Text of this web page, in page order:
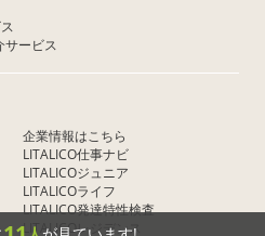
サービス
企業情報はこちら
LITALICO仕事ナビ
LITALICOジュニア
LITALICOライフ
LITALICO発達特性検査
LITALICOレジデンス